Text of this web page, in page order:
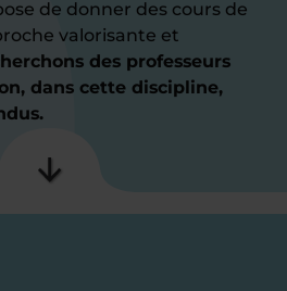
de donner des cours de
valorisante et
des professeurs
dans cette discipline,